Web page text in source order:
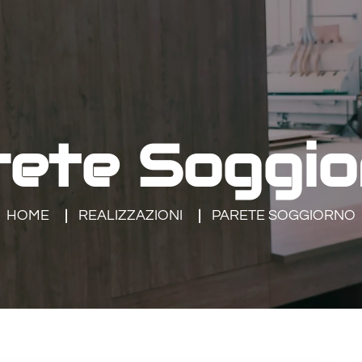
HOME REALIZZAZIONI PARETE SOGGIORNO